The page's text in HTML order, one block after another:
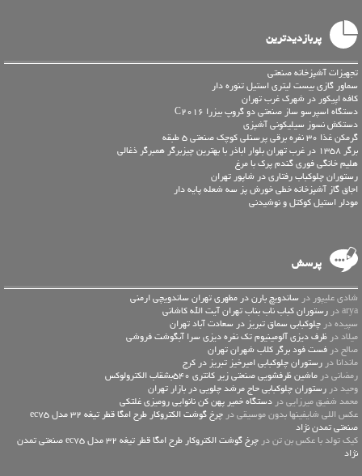
پربازدیدترین
تجهیزات آشپزخانه صنعتی
سماور گازی بیست لیتری استیل تنوره دار
کافه اپیکور در شهرک غرب تهران
دستگاه اسپرسو ساز صنعتی دو گروپ بیزرا C2016
دستکش نسوز سیلیکونی آشپزی
گرمکن غذا 30 نفره برقی پرسنلی کوچک صنعتی 5 طبقه
برگر 1358 در غرب تهران بلوار اباذر با بهترین چیزبرگر همبرگر ذغالی
هلیم خانگی فوری گندم پرک با مرغ
رستوران چلوکباب رفتاری در شاپور تهران
اجاق گاز آشپزخانه خطی خورش پز سه شعله پایه دار
مودلر استیل کوکتل و نوشیدنی
پرسش
شادی علیپور در ساندویچ بارن در مطهری تهران ساندویچی ارمنی
arya در
رستوران کباب ناب بناب تهران آیت الله کاشانی
سپیده در چلوکبابی سماق تبریز در سعادت آباد تهران
میلاد در ظرف دیزی آلومینیوم تک نفره دیزی سرا آبگوشت فروشی
صالح در فست فود برگر کلاب شهران تهران
ماندانا در رستوران چلوکبابی امیرخیز تبریز در کرج
رمضانی در ماشین ظرفشویی صنعتی زیر کانتری 540بشقاب الکترولوکس
وحید در رستوران چلوکبابی حاج مرشد چلویی در بازار تهران
محمد شفیق میرزایی در دستگاه خمیر پهن کن نانوایی رومیزی غلتکی
عكس اللي شايفينها بدون موسيقى در
چرخ گوشت الکتروکار طرح امگا قطر تیغه 32 مدل ec75
صنعتی تمدن نژاد
کیک تولد با عکس بن تن در
چرخ گوشت الکتروکار طرح امگا قطر تیغه 32 مدل ec75 صنعتی تمدن
نژاد